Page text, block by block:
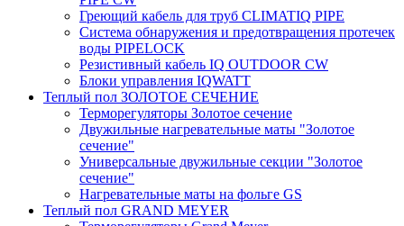
Греющий кабель для труб CLIMATIQ PIPE
Система обнаружения и предотвращения протечек
воды PIPELOCK
Резистивный кабель IQ OUTDOOR CW
Блоки управления IQWATT
Теплый пол ЗОЛОТОЕ СЕЧЕНИЕ
Терморегуляторы Золотое сечение
Двужильные нагревательные маты "Золотое
сечение"
Универсальные двужильные секции "Золотое
сечение"
Нагревательные маты на фольге GS
Теплый пол GRAND MEYER